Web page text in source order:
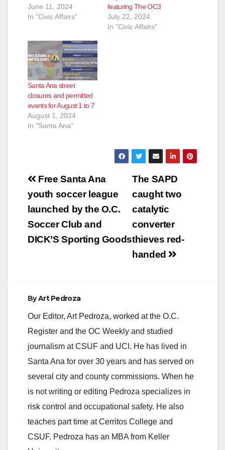
June 11, 2024
In "Civic Affairs"
featuring The OC3
July 22, 2024
In "Civic Affairs"
Santa Ana street
closures and permitted
events for August 1 to 7
August 1, 2024
In "Santa Ana"
Post
navigation
The SAPD
caught two
catalytic
converter
thieves red-
handed
Free Santa Ana
youth soccer league
launched by the O.C.
Soccer Club and
DICK’S Sporting Goods
ByArt Pedroza
Our Editor, Art Pedroza, worked at the O.C.
Register and the OC Weekly and studied
journalism at CSUF and UCI. He has lived in
Santa Ana for over 30 years and has served on
several city and county commissions. When he
is not writing or editing Pedroza specializes in
risk control and occupational safety. He also
teaches part time at Cerritos College and
CSUF. Pedroza has an MBA from Keller